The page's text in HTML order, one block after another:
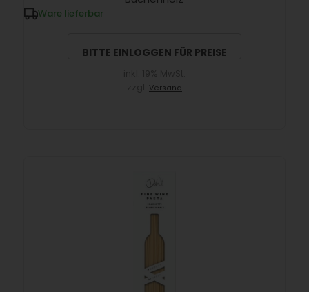
Ware lieferbar
BITTE EINLOGGEN FÜR PREISE
Versand